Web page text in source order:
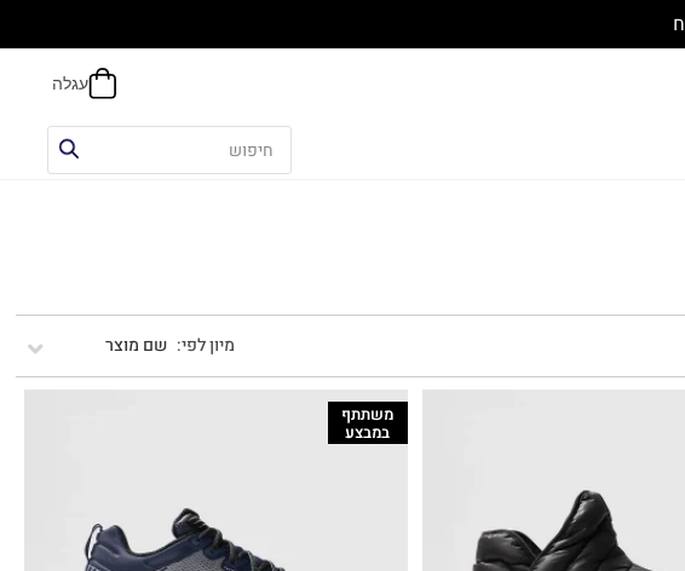
שם מוצר
משתתף
במבצע